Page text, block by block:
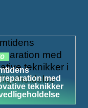
med
teknikker